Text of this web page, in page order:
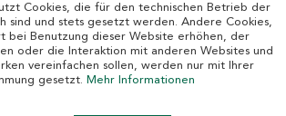
Cookies, die für den technischen Betrieb der
sind und stets gesetzt werden. Andere Cookies,
bei Benutzung dieser Website erhöhen, der
oder die Interaktion mit anderen Websites und
vereinfachen sollen, werden nur mit Ihrer
gesetzt. Mehr Informationen